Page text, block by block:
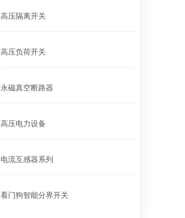
高压隔离开关
高压负荷开关
永磁真空断路器
高压电力设备
电流互感器系列
看门狗智能分界开关